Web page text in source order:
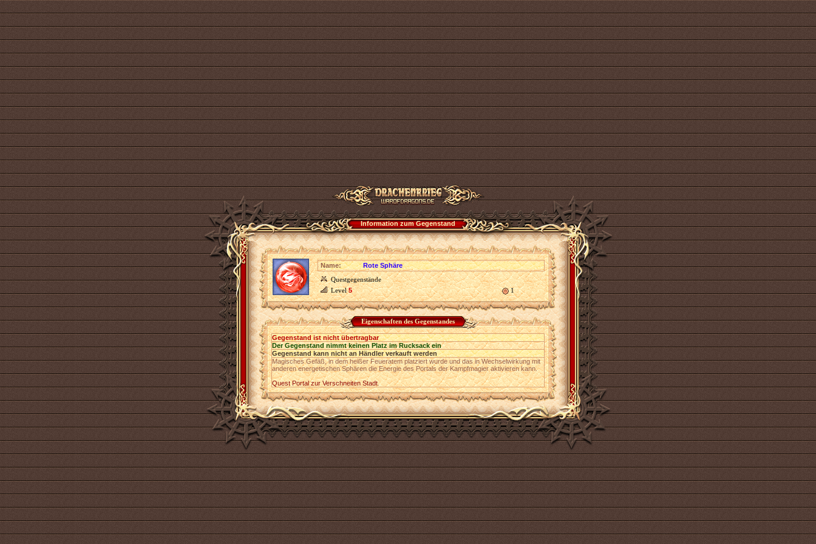
Information zum Gegenstand
Name:
Rote Sphäre
Questgegenstände
Level5 1
Eigenschaften des Gegenstandes
Gegenstand ist nicht übertragbar
Der Gegenstand nimmt keinen Platz im Rucksack ein
Gegenstand kann nicht an Händler verkauft werden
Magisches Gefäß, in dem heißer Feueratem platziert wurde und das in Wechselwirkung mit
anderen energetischen Sphären die Energie des Portals der Kampfmagier aktivieren kann.
Quest Portal zur Verschneiten Stadt.